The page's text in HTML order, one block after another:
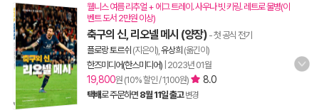
웰니스 여름 리추얼 + 에그 트레이. 사우나 빗 키링. 레트로 물병(이
벤트 도서 2만원 이상)
축구의 신, 리오넬 메시 (양장) - 첫 공식 전기
플로랑 토르쉬 (지은이), 유상희 (옮긴이)
한즈미디어(한스미디어) 2023년 01월
19,800원 (10% 할인 / 1,100원) 8.0
택배로 주문하면 8월 11일 출고 변경